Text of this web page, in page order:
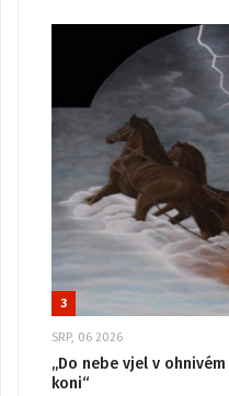
3
SRP, 06 2026
„Do nebe vjel v
koni“